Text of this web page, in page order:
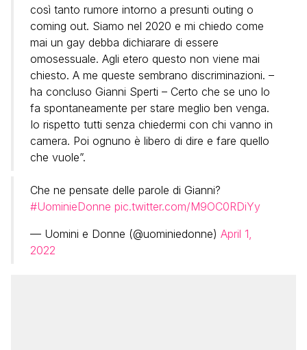
così tanto rumore intorno a presunti outing o
coming out. Siamo nel 2020 e mi chiedo come
mai un gay debba dichiarare di essere
omosessuale. Agli etero questo non viene mai
chiesto. A me queste sembrano discriminazioni. –
ha concluso Gianni Sperti – Certo che se uno lo
fa spontaneamente per stare meglio ben venga.
Io rispetto tutti senza chiedermi con chi vanno in
camera. Poi ognuno è libero di dire e fare quello
che vuole”.
Che ne pensate delle parole di Gianni?
#UominieDonne pic.twitter.com/M9OC0RDiYy
— Uomini e Donne (@uominiedonne) April 1,
2022